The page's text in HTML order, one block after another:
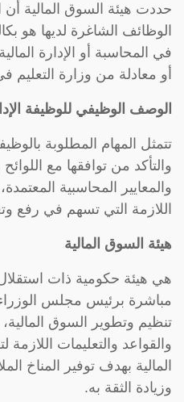
حددت هيئة السوق المالية
الوظائف الشاغرة لديها هو
في المحاسبة أو الإدارة
أو معادلة من وزارة التعليم
الوصف الوظيفي للوظيفة
تتمثل المهام المطلوبة
والتأكد من توافقها مع
والمعايير المحاسبية
اللازمة التي تسهم في رفع
هيئة السوق المالية
هي هيئة حكومية ذات
مباشرة برئيس مجلس
تنظيم وتطوير السوق
والقواعد والتعليمات
المالية بهدف توفير المناخ
وزيادة الثقة به.